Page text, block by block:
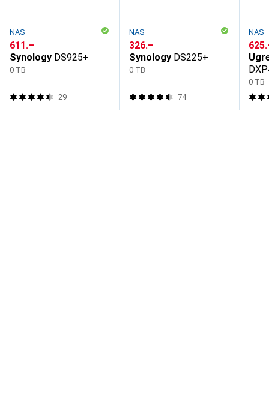
NAS
CHF
611.–
Synology DS925+
0 TB
29
NAS
CHF
326.–
Synology DS225+
0 TB
74
NAS
CHF
0 TB